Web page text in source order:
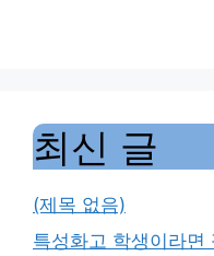
최신 글
(제목 없음)
특성화고 학생이라